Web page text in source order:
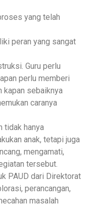
yang telah
peran yang sangat
Guru perlu
perlu memberi
kapan sebaiknya
caranya
tidak hanya
anak, tetapi juga
mengamati,
tersebut.
PAUD dari Direktorat
perancangan,
masalah